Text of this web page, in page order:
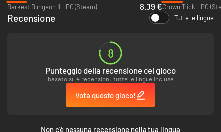
Fase del dungeon
avventurieri. Controlla le loro statistiche e resistenze, poi posiziona le
trappole e i mostri migliori per sconfiggerli! Quando credi che il dungeon
sia pronto, lascia che inizino ad avventurarsi!
Così potrai guardare gli eroi morire! È un dungeon crawler a rovescio: gli
eroi avanzeranno lungo il dungeon e faranno scattare le trappole che hai
piazzato. Quando un gruppo di avventurieri incontra un gruppo di mostri
che hai posizionato nel dungeon, inizierà una battaglia a turni!
Darkest Dungeon II - PC (Steam)
8.09 €Crown Trick - PC
Recensione Tutte le lingue
8
Punteggio della recensione del gioco
basato su 4 recensioni, tutte le lingue incluse
Vota questo gioco!
Non c'è nessuna recensione nella tua lingua